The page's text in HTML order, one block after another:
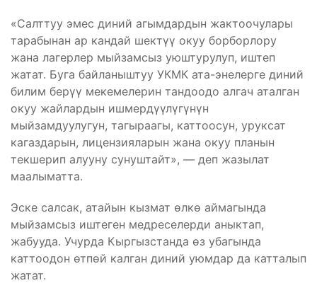
«Салттуу эмес диний агымдардын жактоочулары
тарабынан ар кандай шектүү окуу борборлору
жана лагерлер мыйзамсыз уюштурулуп, иштеп
жатат. Буга байланыштуу УКМК ата-энелерге диний
билим берүү мекемелерин тандоодо алгач аталган
окуу жайлардын ишмердүүлүгүнүн
мыйзамдуулугун, тагыраагы, каттоосун, уруксат
кагаздарын, лицензияларын жана окуу планын
текшерип алууну сунуштайт», — деп жазылат
маалыматта.
Эске салсак, атайын кызмат өлкө аймагында
мыйзамсыз иштеген медреселерди аныктап,
жабууда. Учурда Кыргызстанда өз убагында
каттоодон өтпөй калган диний уюмдар да катталып
жатат.